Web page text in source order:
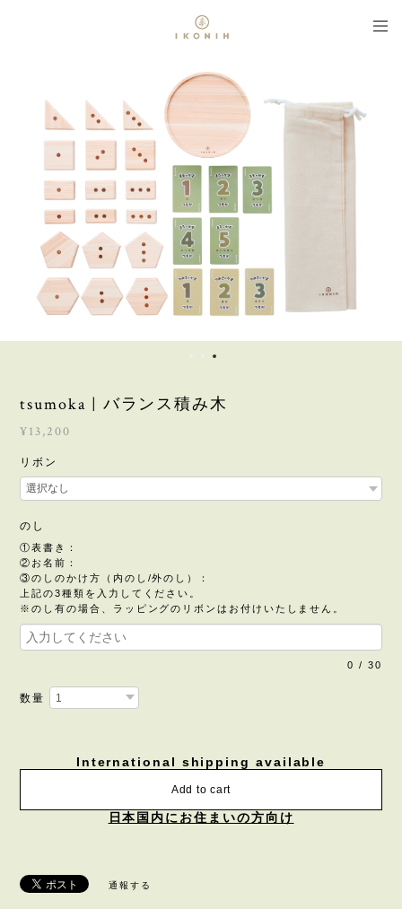
tsumoka | バランス積み木
¥13,200
リボン
のし
①表書き：
②お名前：
③のしのかけ方（内のし/外のし）：
上記の3種類を入力してください。
※のし有の場合、ラッピングのリボンはお付けいたしません。
0 / 30
数量
International shipping available
Add to cart
日本国内にお住まいの方向け
通報する